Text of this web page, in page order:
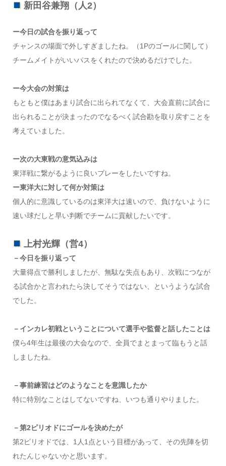
新田谷兼翔（人2）
ー今日の試合を振り返って
チャンスの場面で外しすぎましたね。（1Pのゴールに関して）
チームメイトがいいパスをくれたので決めるだけでした。
ー今大会の対策は
もともと僕はあまり試合に出られてなくて、大会直前に試合に
出られることが決まったのでなるべく試合勘を取り戻すことを
考えていました。
ー次の大東戦の意気込みは
東洋戦に繋がるように良いプレーをしたいですね。
ー東洋大に対して何か対策は
個人的に意識しているのは東洋大は速いので、負けないように
速い球だしと早い判断でチームに貢献したいです。
上村光輝（営4）
－今日を振り返って
大量得点で勝利しましたが、無駄な失点もあり、次戦につなが
る試合かと言われたら決してそうではない、というような試合
でした。
－インカレ初戦ということについて選手や監督と話したことは
僕ら4年生は最後の大会なので、全員でまとまって臨もうと話
しましたね。
－事前練習はどのようなことを意識したか
特に特別なことはしてないですね、いつも通りやりました。
－第2ピリオドにゴールを決めたが
第2ピリオドでは、1人1点という目標があって、その先陣を切
れたんじゃないかと思います。